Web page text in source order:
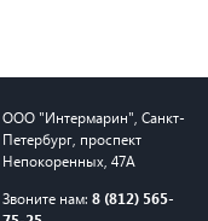
ООО "Интермарин" Санкт-
Петербург, проспект
Непокоренных, 47А
Звоните нам: 8 (812) 565-